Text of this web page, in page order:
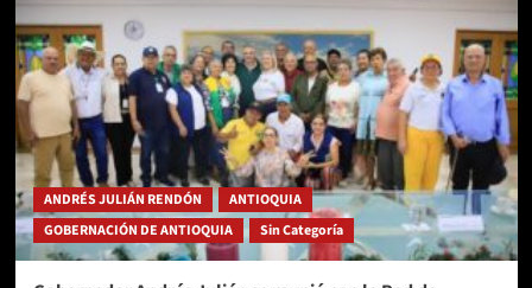
ANDRÉS JULIÁN RENDÓN
ANTIOQUIA
GOBERNACIÓN DE ANTIOQUIA
Sin Categoría